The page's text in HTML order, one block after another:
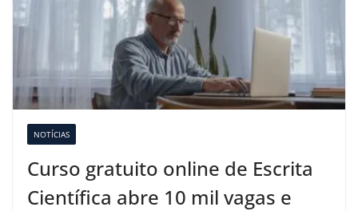
NOTÍCIAS
Curso gratuito online de Escrita
Científica abre 10 mil vagas e